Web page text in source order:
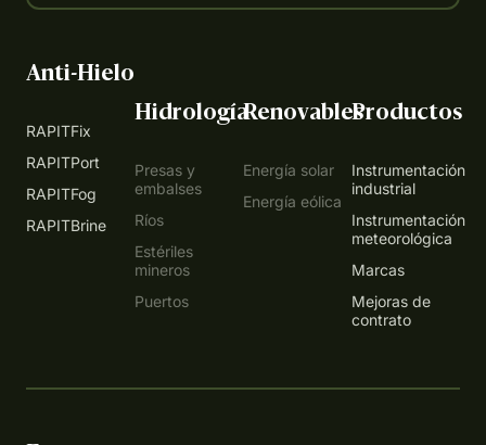
Anti-Hielo
RAPITFix
RAPITPort
RAPITFog
RAPITBrine
Hidrología
Presas y
embalses
Ríos
Estériles
mineros
Puertos
Renovables
Energía solar
Energía eólica
Productos
Instrumentación
industrial
Instrumentación
meteorológica
Marcas
Mejoras de
contrato